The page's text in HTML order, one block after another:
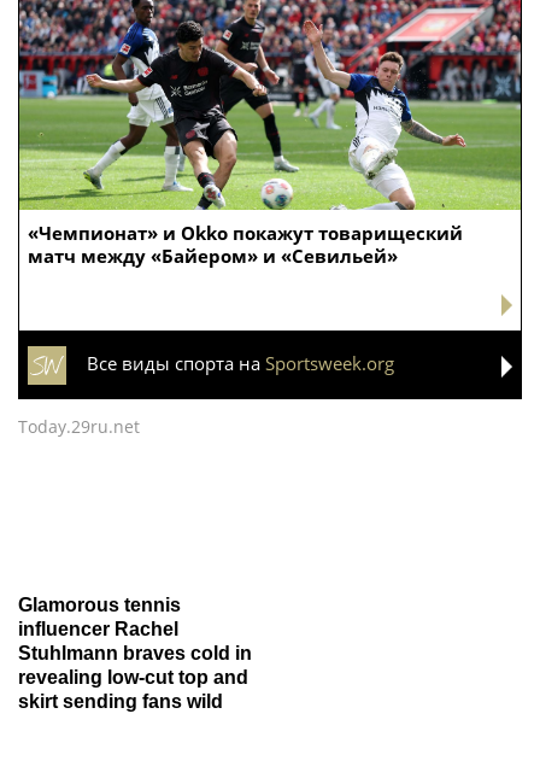
«Чемпионат» и Okko покажут товарищеский
матч между «Байером» и «Севильей»
Все виды спорта на Sportsweek.org
Today.29ru.net
Glamorous tennis
influencer Rachel
Stuhlmann braves cold in
revealing low-cut top and
skirt sending fans wild